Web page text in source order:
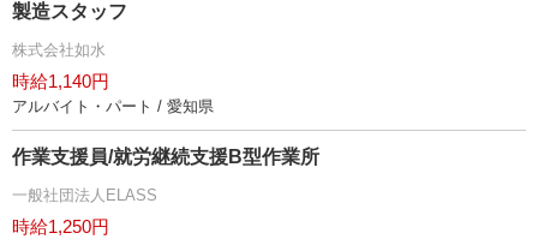
製造スタッフ
株式会社如水
時給1,140円
アルバイト・パート / 愛知県
作業支援員/就労継続支援B型作業所
一般社団法人ELASS
時給1,250円